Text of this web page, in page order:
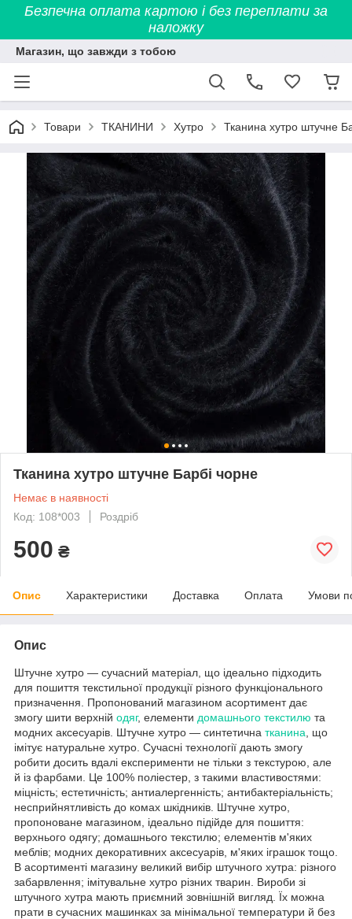
Безпечна оплата картою і без переплати за
наложку
Магазин, що завжди з тобою
Товари ТКАНИНИ Хутро Тканина хутро штучне
Тканина хутро штучне Барбі чорне
Немає в наявності
Код: 108*003
Роздріб
500 ₴
Опис Характеристики Доставка Оплата Умови
Опис
Штучне хутро — сучасний матеріал, що ідеально підходить
для пошиття текстильної продукції різного функціонального
призначення. Пропонований магазином асортимент дає
змогу шити верхній одяг, елементи домашнього текстилю та
модних аксесуарів. Штучне хутро — синтетична тканина , що
імітує натуральне хутро. Сучасні технології дають змогу
робити досить вдалі експерименти не тільки з текстурою, але
й із фарбами. Це 100% поліестер, з такими властивостями:
міцність; естетичність; антиалергенність; антибактеріальність;
несприйнятливість до комах шкідників. Штучне хутро,
пропоноване магазином, ідеально підійде для пошиття:
верхнього одягу; домашнього текстилю; елементів м'яких
меблів; модних декоративних аксесуарів, м'яких іграшок тощо.
В асортименті магазину великий вибір штучного хутра: різного
забарвлення; імітувальне хутро різних тварин. Вироби зі
штучного хутра мають приємний зовнішній вигляд. Їх можна
прати в сучасних машинках за мінімальної температури й без